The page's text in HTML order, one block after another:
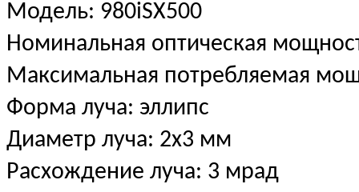
Модель: 980iSX500
Номинальная оптическая
Максимальная потребляемая
Форма луча: эллипс
Диаметр луча: 2х3 мм
Расхождение луча: 3 мрад